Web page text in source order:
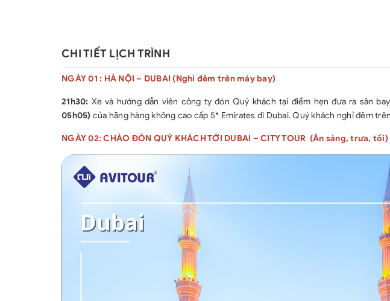
CHI TIẾT LỊCH TRÌNH
NGÀY 01 : HÀ NỘI – DUBAI (Nghỉ đêm trên máy bay)
21h30: Xe và hướng dẫn viên công ty đón Quý khách tại điểm hẹn đưa ra sân
05h05) của hãng hàng không cao cấp 5* Emirates đi Dubai. Quý khách nghỉ đêm
NGÀY 02: CHÀO ĐÓN QUÝ KHÁCH TỚI DUBAI – CITY TOUR (Ăn sáng, trưa, tối)